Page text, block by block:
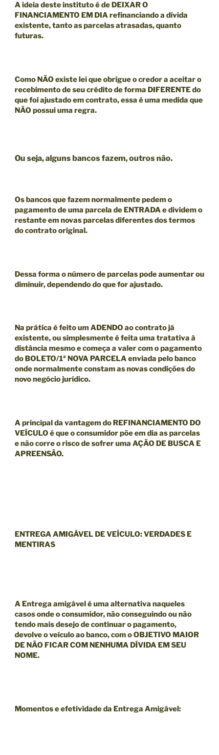
A ideia deste instituto é de DEIXAR O
FINANCIAMENTO EM DIArefinanciando a dívida
existente, tanto as parcelas atrasadas, quanto
futuras.
Como NÃO existe lei que obrigue o credor a aceitar o
recebimento de seu crédito de forma DIFERENTE do
que foi ajustado em contrato, essa é uma medida que
NÃO possui uma regra.
Ou seja, alguns bancos fazem, outros não.
Os bancos que fazem normalmente pedem o
pagamento de uma parcela de ENTRADA e dividem o
restante em novas parcelas diferentes dos termos
do contrato original.
Dessa forma o número de parcelas pode aumentar ou
diminuir, dependendo do que for ajustado.
Na prática é feito um ADENDO ao contrato já
existente, ou simplesmente é feita uma tratativa à
distância mesmo e começa a valer com o pagamento
do BOLETO/1ª NOVA PARCELA enviada pelo banco
onde normalmente constam as novas condições do
novo negócio jurídico.
A principal da vantagemdo REFINANCIAMENTO DO
VEÍCULO é que o consumidor põe em dia as parcelas
enãocorre o risco de sofrer uma AÇÃO DE BUSCA E
APREENSÃO.
ENTREGA AMIGÁVEL DE VEÍCULO: VERDADES E
MENTIRAS
A Entrega amigável é uma alternativa naqueles
casos onde o consumidor, não conseguindo ou não
tendo mais desejo de continuar o pagamento,
devolve o veículo ao banco, com oOBJETIVO MAIOR
DE NÃO FICAR COM NENHUMA DÍVIDA EM SEU
NOME.
Momentos e efetividade da Entrega Amigável: